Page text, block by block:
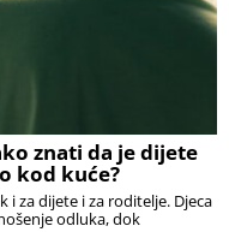
znati da je dijete
kod kuće?
za dijete i za roditelje. Djeca
odluka, dok